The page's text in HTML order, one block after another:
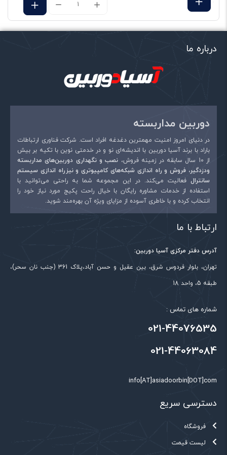
فاصله کانونى –
بزرگنمایی دیجیتال – دارد
قابلیت تحت شبکه – دارد
قابلیت دید در شب –
پشتیبانی از فرمت‌ ویدیویی –H.265+/H.265/H.264+/H.264
قابلیت ضبط صدا – ندارد
قابلیت چرخش – دارد Pan
درگاه و اتصالات
PoE – دارد
شیار کارت حافظه – دارد
ایمیل*
درباره ما
دوربین مداربسته
در دنیای امروز امنیت مهمترین دغدغه افراد است. شرکت فناوری ارتباطات
باراد با برند آسیا دوربین با اندیشه‌ای نو و در خدمتی نوین با تکیه بر بیش
از 10 سال سابقه در زمینه فروش،
نصب و نگهداری دوربین‌های مداربسته
ودزدگیر، فروش و راه اندازی شبکه‌های کامپیوتری و نیزراه اندازی سیستم
سانترال فعالیت می‌کند. در این مجموعه شما به راحتی می‌توانید با
استفاده از خدمات مشاوره رایگان با خیال راحت پکیج مورد نیاز خود را
انتخاب کرده و با خاطری آسوده از مزایای ویژه آن بهره‌مند شوید.
ارتباط با ما
آدرس دفتر مرکزی آسیا دوربین:
تهران، بلوار فردوس شرق، بین عقیل و حسن آباد،پلاک 361 (جنب نان سحر)،
طبقه 5، واحد 18
شماره های تماس :
021-44076535
021-44063084
info[AT]asiadoorbin[DOT]com
دسترسی سریع
فروشگاه
لیست قیمت